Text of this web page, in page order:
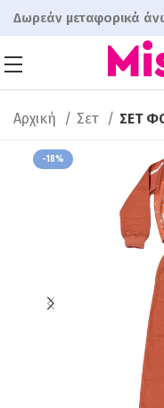
Δωρεάν μεταφορικά
Αρχική Σετ ΣΕΤ
-18%